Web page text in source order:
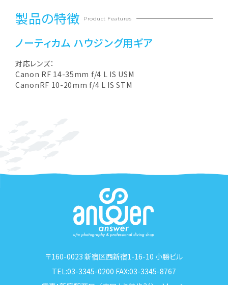
製品の特徴 Product Features
ノーティカム ハウジング用ギア
対応レンズ：
Canon RF 14-35mm f/4 L IS USM
CanonRF 10-20mm f/4 L IS STM
〒160-0023 新宿区西新宿1-16-10 小勝ビル
TEL:03-3345-0200 FAX:03-3345-8767